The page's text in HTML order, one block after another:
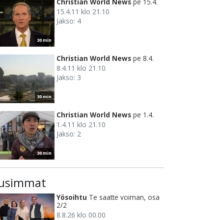
30 min
Christian World News pe 15.4.
15.4.11 klo 21.10
Jakso: 4
30 min
Christian World News pe 8.4.
8.4.11 klo 21.10
Jakso: 3
30 min
Christian World News pe 1.4.
1.4.11 klo 21.10
Jakso: 2
Yösoihtu Te saatte voiman, osa
2/2
8.8.26 klo 00.00